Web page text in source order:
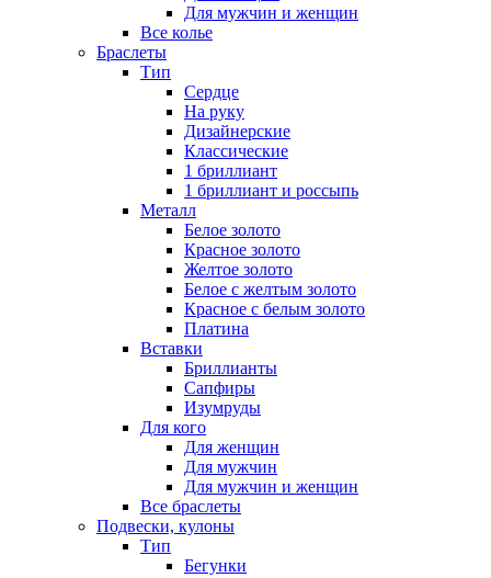
Для мужчин и женщин
Все колье
Браслеты
Тип
Сердце
На руку
Дизайнерские
Классические
1 бриллиант
1 бриллиант и россыпь
Металл
Белое золото
Красное золото
Желтое золото
Белое с желтым золото
Красное с белым золото
Платина
Вставки
Бриллианты
Сапфиры
Изумруды
Для кого
Для женщин
Для мужчин
Для мужчин и женщин
Все браслеты
Подвески, кулоны
Тип
Бегунки